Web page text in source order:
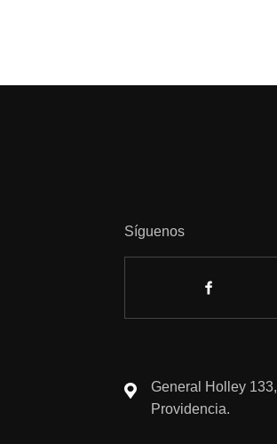
Síguenos
General Holley 133,
Providencia.